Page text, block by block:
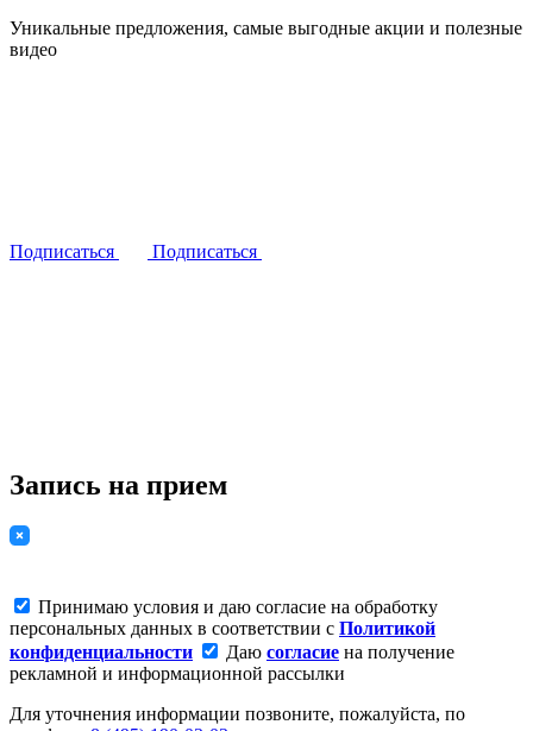
Уникальные предложения, самые выгодные акции и полезные
видео
Подписаться Подписаться
Запись на прием
Принимаю условия и даю согласие на обработку
персональных данных в соответствии с Политикой
конфиденциальности
Даю согласие на получение
рекламной и информационной рассылки
Для уточнения информации позвоните, пожалуйста, по